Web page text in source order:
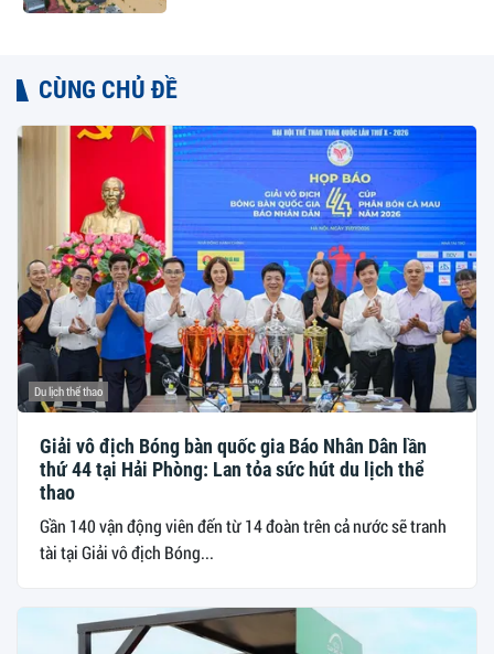
CÙNG CHỦ ĐỀ
Du lịch thể thao
Giải vô địch Bóng bàn quốc gia Báo Nhân Dân lần
thứ 44 tại Hải Phòng: Lan tỏa sức hút du lịch thể
thao
Gần 140 vận động viên đến từ 14 đoàn trên cả nước sẽ tranh
tài tại Giải vô địch Bóng...